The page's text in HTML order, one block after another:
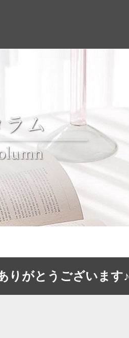
りがとうございます♪